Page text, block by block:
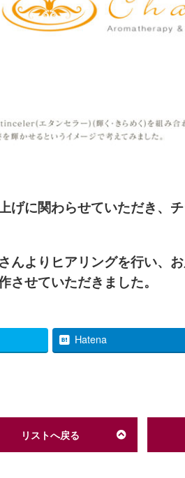
げに関わらせていただき、
んよりヒアリングを行い、
せていただきました。
Hatena
リストへ戻る